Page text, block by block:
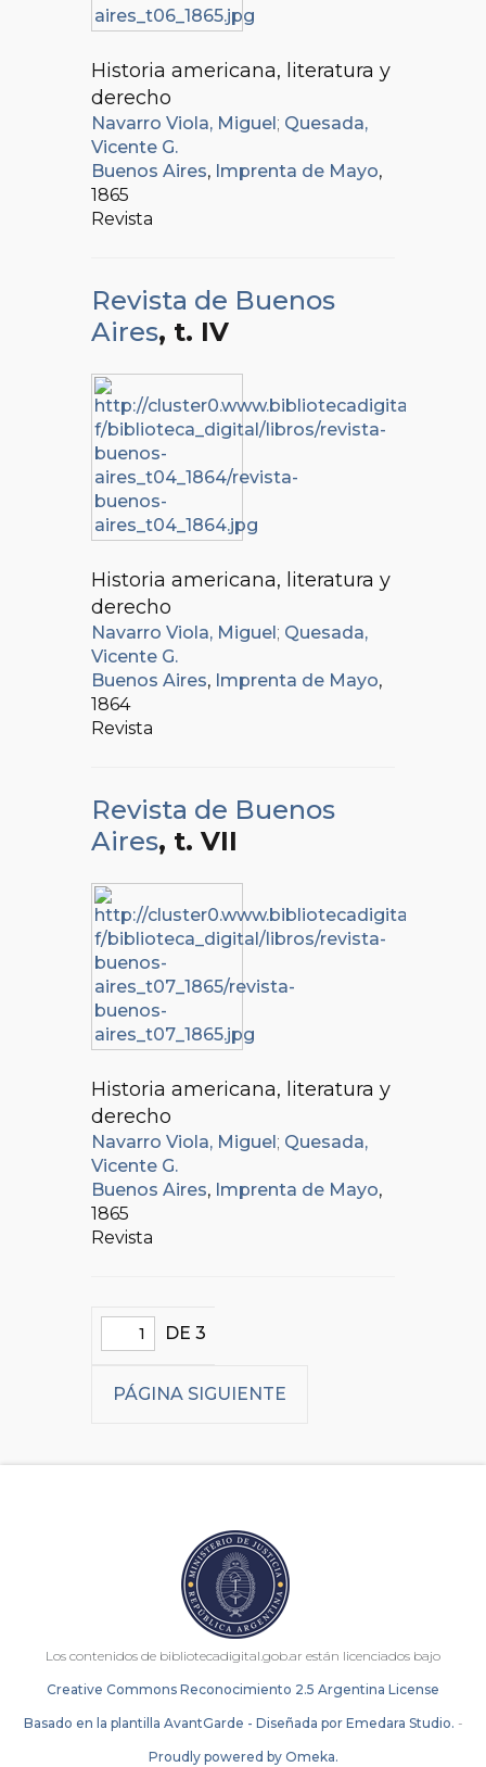
Historia americana, literatura y
derecho
Navarro Viola, Miguel ; Quesada,
Vicente G.
Buenos Aires, Imprenta de Mayo,
1865
Revista
Revista de Buenos
Aires, t. IV
Historia americana, literatura y
derecho
Navarro Viola, Miguel ; Quesada,
Vicente G.
Buenos Aires, Imprenta de Mayo,
1864
Revista
Revista de Buenos
Aires, t. VII
Historia americana, literatura y
derecho
Navarro Viola, Miguel ; Quesada,
Vicente G.
Buenos Aires, Imprenta de Mayo,
1865
Revista
DE 3
PÁGINA SIGUIENTE
Los contenidos de bibliotecadigital.gob.ar están licenciados bajo
Creative Commons Reconocimiento 2.5 Argentina License
Basado en la plantilla AvantGarde - Diseñada por Emedara Studio. -
Proudly powered by Omeka.